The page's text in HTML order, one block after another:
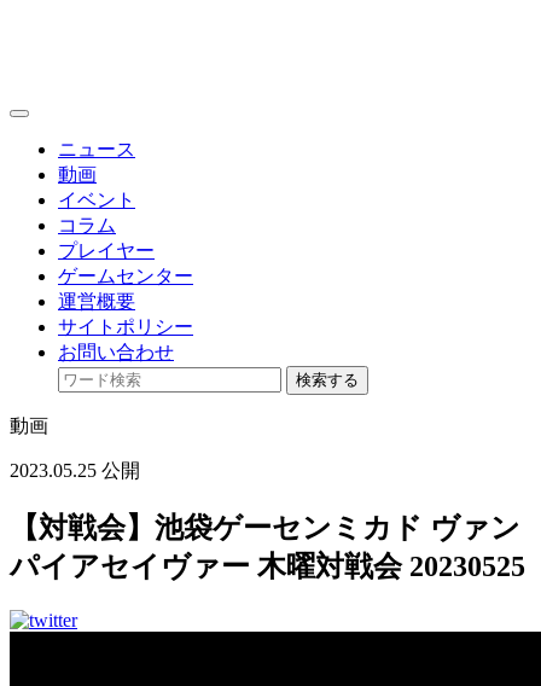
toggle
ニュース
動画
イベント
コラム
プレイヤー
ゲームセンター
運営概要
サイトポリシー
お問い合わせ
検索する
動画
2023.05.25 公開
【対戦会】池袋ゲーセンミカド ヴァン
パイアセイヴァー 木曜対戦会 20230525